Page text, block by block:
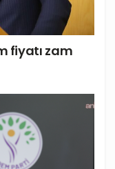
fiyatı zam